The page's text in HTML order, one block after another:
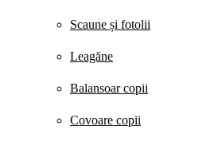
Scaune și fotolii
Leagăne
Balansoar copii
Covoare copii